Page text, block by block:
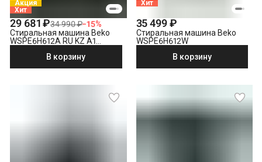
Демонтаж отдельностоящей стиральной машины
Утилизация техники
Акция
Хит
29 681 ₽34 990 ₽−15%
Стиральная машина Beko
WSPE6H612A RU KZ A1
В корзину
Хит
35 499 ₽
Стиральная машина Beko
WSPE6H612W
В корзину